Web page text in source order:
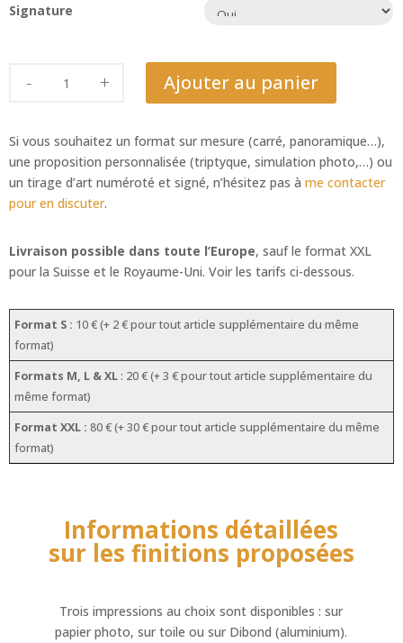
Signature
de
Sainte-
Luce
Ajouter au panier
Si vous souhaitez un format sur mesure (carré, panoramique…),
une proposition personnalisée (triptyque, simulation photo,…) ou
un tirage d’art numéroté et signé, n’hésitez pas à me contacter
pour en discuter.
Livraison possible dans toute l’Europe, sauf le format XXL
pour la Suisse et le Royaume-Uni. Voir les tarifs ci-dessous.
Format S : 10 € (+ 2 € pour tout article supplémentaire du même
format)
Formats M, L & XL : 20 € (+ 3 € pour tout article supplémentaire du
même format)
Format XXL : 80 € (+ 30 € pour tout article supplémentaire du même
format)
Informations détaillées
sur les finitions proposées
Trois impressions au choix sont disponibles : sur
papier photo, sur toile ou sur Dibond (aluminium).